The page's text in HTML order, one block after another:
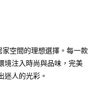
值。
帳。
費
空間的理想選擇。每一款
境注入時尚與品味，完美
迷人的光彩。